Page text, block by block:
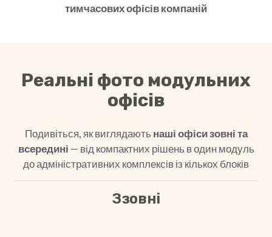
тимчасових офісів компаній
Реальні фото модульних
офісів
Подивіться, як виглядають наші офіси зовні та
всередині — від компактних рішень в один модуль
до адміністративних комплексів із кількох блоків
Ззовні